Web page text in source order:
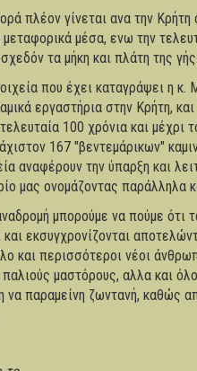
πλέον γίνεται ανα την
μέσα, ενω την
τα μήκη και πλάτη της γής.
που έχει καταγράψει η
εργαστήρια στην Κρήτη,
100 χρόνια και μέχρι
167 "βεντεμάρικων"
αναφέρουν την ύπαρξη και
μας ονομάζοντας παράλληλα
μπορούμε να πούμε ότι
εκσυγχρονίζονται
και περισσότεροι νέοι
μαστόρους, αλλα και
παραμείνη ζωντανή, καθώς